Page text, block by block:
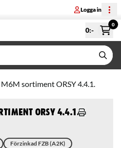
Logga in
0:-
0
sortiment ORSY 4.4.1.
ORSY 4.4.1.
Förzinkad FZB (A2K)